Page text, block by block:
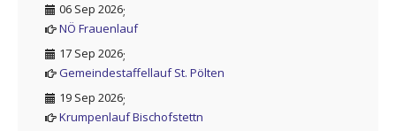
06 Sep 2026;
NÖ Frauenlauf
17 Sep 2026;
Gemeindestaffellauf St. Pölten
19 Sep 2026;
Krumpenlauf Bischofstettn